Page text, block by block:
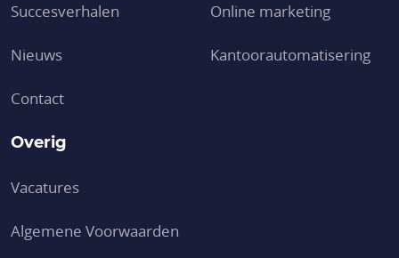
Succesverhalen
Nieuws
Contact
Online marketing
Kantoor­automatisering
Overig
Vacatures
Algemene Voorwaarden